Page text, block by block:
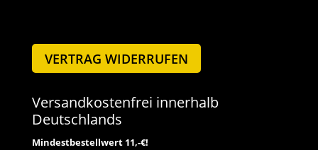
VERTRAG WIDERRUFEN
Versandkostenfrei innerhalb
Deutschlands
Mindestbestellwert 11,-€!